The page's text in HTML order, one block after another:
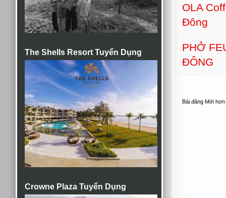
The Shells Resort Tuyển Dụng
Crowne Plaza Tuyển Dụng
OLA
Đông
PHỞ
ĐÔNG
Bài đăng Mới hơn